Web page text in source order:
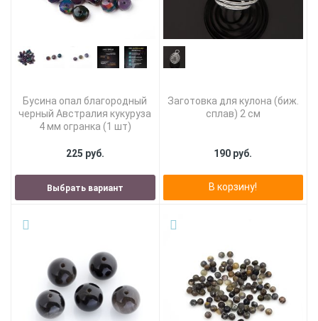
Бусина опал благородный
черный Австралия кукуруза
4 мм огранка (1 шт)
225 руб.
Выбрать вариант
Заготовка для кулона (биж.
сплав) 2 см
190 руб.
В корзину!